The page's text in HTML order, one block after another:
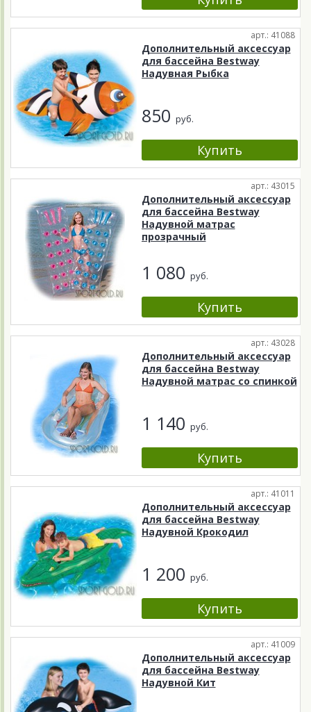
арт.: 41088
Дополнительный аксессуар
для бассейна Bestway
Надувная Рыбка
850 руб.
арт.: 43015
Дополнительный аксессуар
для бассейна Bestway
Надувной матрас
прозрачный
1 080 руб.
арт.: 43028
Дополнительный аксессуар
для бассейна Bestway
Надувной матрас со спинкой
1 140 руб.
арт.: 41011
Дополнительный аксессуар
для бассейна Bestway
Надувной Крокодил
1 200 руб.
арт.: 41009
Дополнительный аксессуар
для бассейна Bestway
Надувной Кит